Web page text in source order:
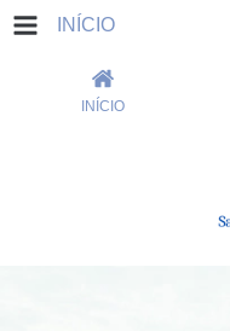
INÍCIO
INÍCIO